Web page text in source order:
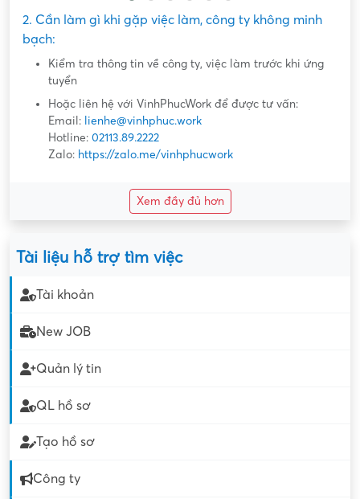
2. Cần làm gì khi gặp việc làm, công ty không minh
bạch:
Kiểm tra thông tin về công ty, việc làm trước khi ứng
tuyển
Hoặc liên hệ với VinhPhucWork để được tư vấn:
Email: lienhe@vinhphuc.work
Hotline: 02113.89.2222
Zalo: https://zalo.me/vinhphucwork
Xem đầy đủ hơn
Tài liệu hỗ trợ tìm việc
Tài khoản
New JOB
Quản lý tin
QL hồ sơ
Tạo hồ sơ
Công ty